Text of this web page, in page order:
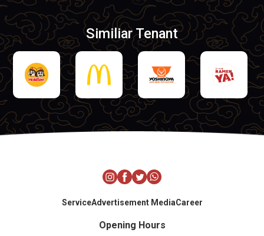
Similiar Tenant
ServiceAdvertisement MediaCareer
Opening Hours